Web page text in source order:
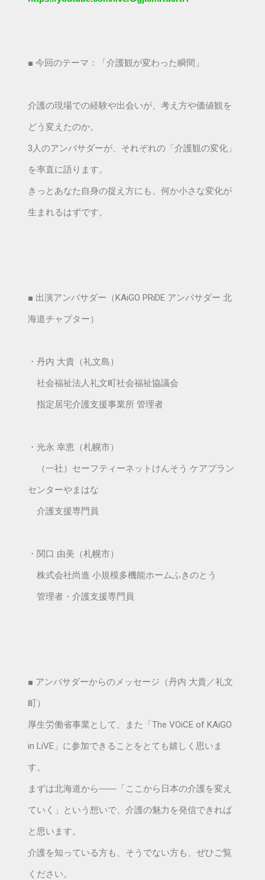
■ 今回のテーマ：「介護観が変わった瞬間」
介護の現場での経験や出会いが、考え方や価値観を
どう変えたのか。
3人のアンバサダーが、それぞれの「介護観の変化」
を率直に語ります。
きっとあなた自身の捉え方にも、何か小さな変化が
生まれるはずです。
■ 出演アンバサダー（KAiGO PRiDE アンバサダー 北
海道チャプター）
・丹内 大貴（礼文島）
社会福祉法人礼文町社会福祉協議会
指定居宅介護支援事業所 管理者
・光永 幸恵（札幌市）
（一社）セーフティーネットけんそう ケアプラン
センターやまはな
介護支援専門員
・関口 由美（札幌市）
株式会社尚進 小規模多機能ホームふきのとう
管理者・介護支援専門員
■ アンバサダーからのメッセージ（丹内 大貴／礼文
町）
厚生労働省事業として、また「The VOiCE of KAiGO
in LiVE」に参加できることをとても嬉しく思いま
す。
まずは北海道から――「ここから日本の介護を変え
ていく」という想いで、介護の魅力を発信できれば
と思います。
介護を知っている方も、そうでない方も、ぜひご覧
ください。